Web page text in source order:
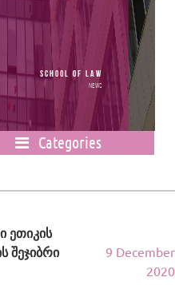
School of Law
News
Categories
ეთიკის
შეჯიბრი
9 December
2020